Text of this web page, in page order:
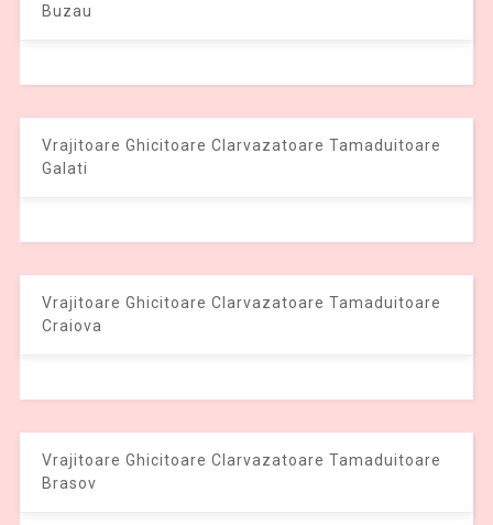
Buzau
Vrajitoare Ghicitoare Clarvazatoare Tamaduitoare
Galati
Vrajitoare Ghicitoare Clarvazatoare Tamaduitoare
Craiova
Vrajitoare Ghicitoare Clarvazatoare Tamaduitoare
Brasov